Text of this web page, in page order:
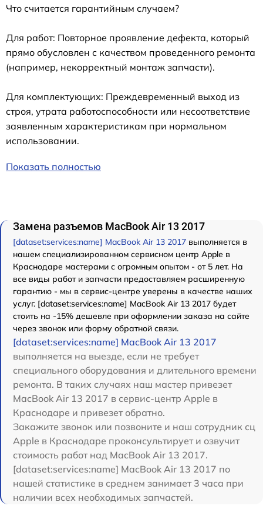
Что считается гарантийным случаем?
Для работ: Повторное проявление дефекта, который
прямо обусловлен с качеством проведенного ремонта
(например, некорректный монтаж запчасти).
Для комплектующих: Преждевременный выход из
строя, утрата работоспособности или несоответствие
заявленным характеристикам при нормальном
использовании.
Показать полностью
Замена разъемов MacBook Air 13 2017
[dataset:services:name] MacBook Air 13 2017 выполняется в
нашем специализированном сервисном центр Apple в
Краснодаре мастерами с огромным опытом - от 5 лет. На
все виды работ и запчасти предоставляем расширенную
гарантию - мы в сервис-центре уверены в качестве наших
услуг. [dataset:services:name] MacBook Air 13 2017 будет
стоить на -15% дешевле при оформлении заказа на сайте
через звонок или форму обратной связи.
[dataset:services:name] MacBook Air 13 2017
выполняется на выезде, если не требует
специального оборудования и длительного времени
ремонта. В таких случаях наш мастер привезет
MacBook Air 13 2017 в сервис-центр Apple в
Краснодаре и привезет обратно.
Закажите звонок или позвоните и наш сотрудник сц
Apple в Краснодаре проконсультирует и озвучит
стоимость работ над MacBook Air 13 2017.
[dataset:services:name] MacBook Air 13 2017 по
нашей статистике в среднем занимает 3 часа при
наличии всех необходимых запчастей.